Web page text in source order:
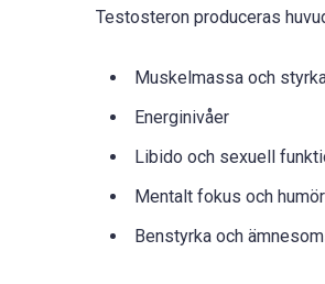
Testosteron produceras
Muskelmassa och
Energinivåer
Libido och sexuell
Mentalt fokus och humör
Benstyrka och